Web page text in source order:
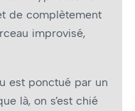
de complètement
improvisé,
est ponctué par un
là, on s’est chié